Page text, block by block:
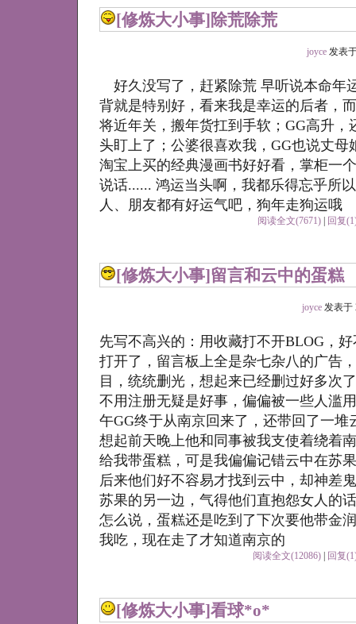
[修炼大小事]除荒除荒
joyce 发表
好久没写了，赶紧除荒 早听说本命年
背就是特别好，看来我是幸运的后者，
将近年关，搬年货扛到手软；GG高升，
头盯上了；公婆很喜欢我，GG也说丈母
淘宝上买的经典漫画书好好看，掌柜一
说话...... 鸿运当头啊，我都乐得忘乎所
人、朋友都有好运气吧，狗年走狗运哦
阅读全文(7671) 回复
[修炼大小事]留言和云中的蛋糕
joyce 发表于
先写不高兴的：用收藏打不开BLOG，
打开了，留言板上全是杂七杂八的广告
目，统统删光，想起来已经删过好多次
不用注册无疑是好事，偏偏被一些人滥
午GG终于从南京回来了，还带回了一堆
想起前天晚上他和同事被我支使着绕着
给我带蛋糕，可是我偏偏记错云中在苏
后来他们好不容易才找到云中，却神差
苏果的另一边，气得他们直抱怨女人的
怎么说，蛋糕还是吃到了下次要他带金
我吃，现在走了才知道南京的
阅读全文(12086) 回复
[修炼大小事]看球*o*